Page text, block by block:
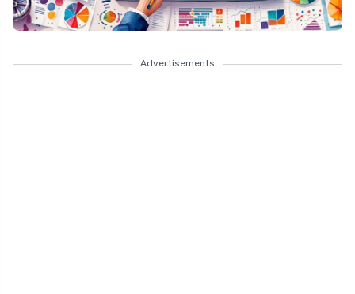
Advertisements